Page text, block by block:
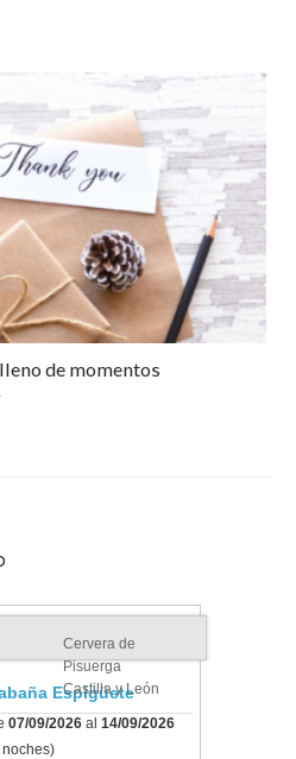
de momentos
Cervera de
Pisuerga
Castilla y León
Espigüete
07/09/2026 al 14/09/2026
noches)